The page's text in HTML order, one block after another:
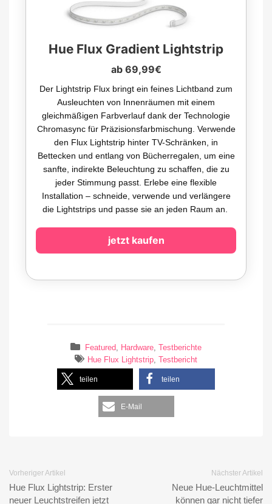
Hue Flux Gradient Lightstrip
ab 69,99€
Der Lightstrip Flux bringt ein feines Lichtband zum
Ausleuchten von Innenräumen mit einem
gleichmäßigen Farbverlauf dank der Technologie
Chromasync für Präzisionsfarbmischung. Verwende
den Flux Lightstrip hinter TV-Schränken, in
Bettecken und entlang von Bücherregalen, um eine
sanfte, indirekte Beleuchtung zu schaffen, die zu
jeder Stimmung passt. Erlebe eine flexible
Installation – schneide, verwende und verlängere
die Lightstrips und passe sie an jeden Raum an.
jetzt kaufen
Featured, Hardware,Testberichte
Hue Flux Lightstrip,Testbericht
teilen teilen
E-Mail
Vorheriger Artikel
Hue Flux Lightstrip: Erster
neuer Leuchtstreifen jetzt
Nächster Artikel
Neue Hue-Leuchtmittel
können gar nicht tiefer